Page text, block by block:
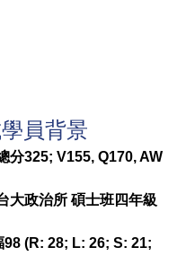
員背景
分325; V155, Q170, AW
大政治所 碩士班四年級
98 (R: 28; L: 26; S: 21;